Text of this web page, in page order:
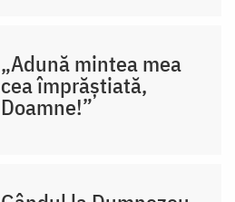
„Adună mintea mea
cea împrăștiată,
Doamne!”